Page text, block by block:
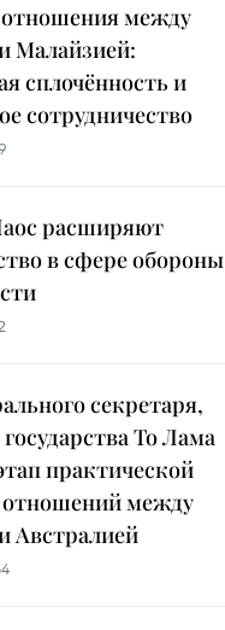
между
Малайзией:
сплочённость и
сотрудничество
расширяют
в сфере обороны
секретаря,
То Лама
практической
отношений между
Австралией